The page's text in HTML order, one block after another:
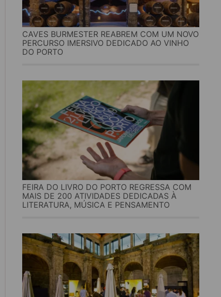
CAVES BURMESTER REABREM COM UM NOVO
PERCURSO IMERSIVO DEDICADO AO VINHO
DO PORTO
FEIRA DO LIVRO DO PORTO REGRESSA COM
MAIS DE 200 ATIVIDADES DEDICADAS À
LITERATURA, MÚSICA E PENSAMENTO